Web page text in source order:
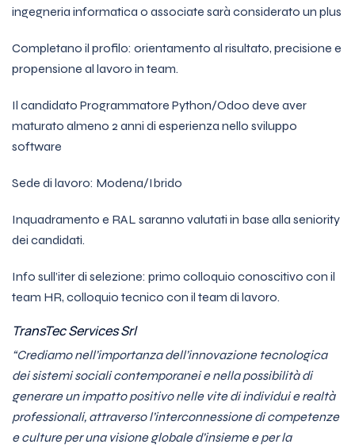
ingegneria informatica o associate sarà considerato un plus
Completano il profilo: orientamento al risultato, precisione e
propensione al lavoro in team.
Il candidato Programmatore Python/Odoo deve aver
maturato almeno 2 anni di esperienza nello sviluppo
software
Sede di lavoro: Modena/Ibrido
Inquadramento e RAL saranno valutati in base alla seniority
dei candidati.
Info sull’iter di selezione: primo colloquio conoscitivo con il
team HR, colloquio tecnico con il team di lavoro.
TransTec Services Srl
“Crediamo nell’importanza dell’innovazione tecnologica
dei sistemi sociali contemporanei e nella possibilità di
generare un impatto positivo nelle vite di individui e realtà
professionali, attraverso l’interconnessione di competenze
e culture per una visione globale d’insieme e per la